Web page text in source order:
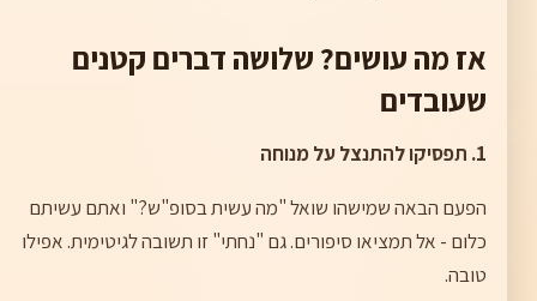
אז מה עושים? שלושה דברים קטנים
שעובדים
1. תפסיקו להתנצל על מנוחה
הפעם הבאה שמישהו שואל "מה עשית בסופ"ש?" ואתם עשיתם
כלום - אל תמציאו סיפורים. גם "נחתי" זו תשובה לגיטימית. אפילו
טובה.